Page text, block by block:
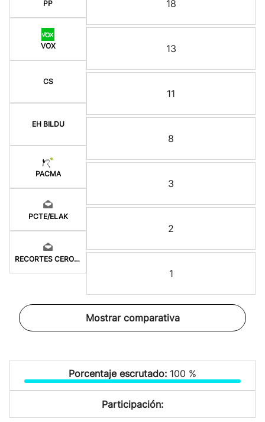
PP
VOX
CS
EH BILDU
PACMA
PCTE/ELAK
RECORTES CERO-GV
18
13
11
8
3
2
1
Mostrar comparativa
Porcentaje escrutado: 100 %
Participación: